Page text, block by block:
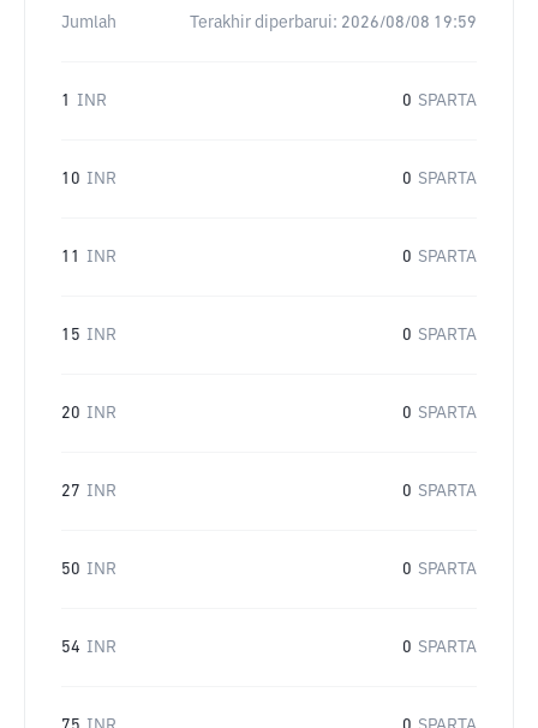
Jumlah Terakhir diperbarui: 2026/08/08 19:59
1 INR 0 SPARTA
10 INR 0 SPARTA
11 INR 0 SPARTA
15 INR 0 SPARTA
20 INR 0 SPARTA
27 INR 0 SPARTA
50 INR 0 SPARTA
54 INR 0 SPARTA